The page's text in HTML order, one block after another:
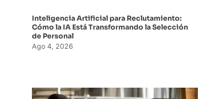
Inteligencia Artificial para Reclutamiento:
Cómo la IA Está Transformando la Selección
de Personal
Ago 4, 2026